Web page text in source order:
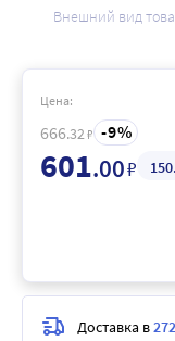
Внешний вид
Цена:
666.32 ₽ 9
601.00₽ 150
Доставка в